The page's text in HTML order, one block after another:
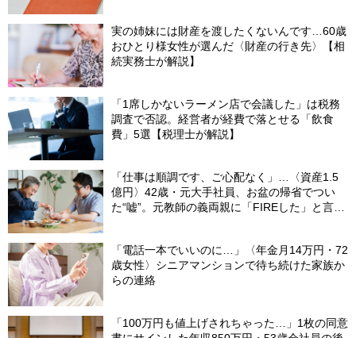
実の姉妹には財産を渡したくないんです…60歳
おひとり様女性が選んだ〈財産の行き先〉【相
続実務士が解説】
「1席しかないラーメン店で会議した」は税務
調査で否認。経営者が経費で落とせる「飲食
費」5選【税理士が解説】
「仕事は順調です、ご心配なく」…〈資産1.5
億円〉42歳・元大手社員、お盆の帰省でつい
た“嘘”。元教師の義両親に「FIREした」と言え
「電話一本でいいのに…」〈年金月14万円・72
歳女性〉シニアマンションで待ち続けた家族か
らの連絡
「100万円も値上げされちゃった…」1枚の同意